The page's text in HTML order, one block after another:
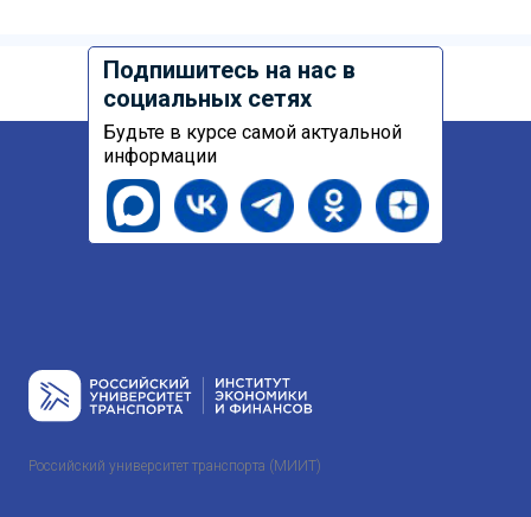
Подпишитесь на нас в
социальных сетях
Будьте в курсе самой актуальной
информации
Российский университет транспорта (МИИТ)